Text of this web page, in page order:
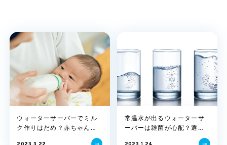
ウォーターサーバーでミル
ク作りはだめ？赤ちゃんの
ミルク作りの注意点を解説
2023.3.22
常温水が出るウォーターサ
ーバーは雑菌が心配？選び
2023.1.24